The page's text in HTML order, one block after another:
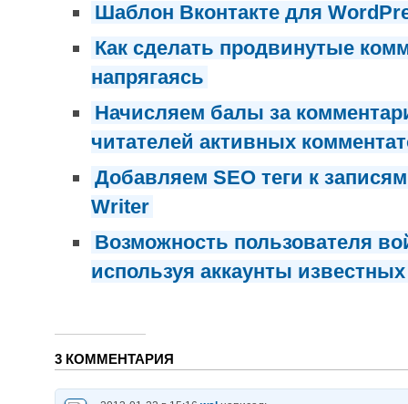
Шаблон Вконтакте для
Как сделать продвинутые
напрягаясь
Начисляем балы за
читателей активных
Добавляем SEO теги к
Writer
Возможность пользователя
используя аккаунты
3 КОММЕНТАРИЯ